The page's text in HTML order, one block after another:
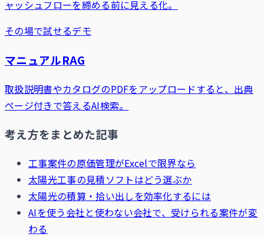
ャッシュフローを締める前に見える化。
その場で試せるデモ
マニュアルRAG
取扱説明書やカタログのPDFをアップロードすると、出典
ページ付きで答えるAI検索。
考え方をまとめた記事
工事案件の原価管理がExcelで限界なら
太陽光工事の見積ソフトはどう選ぶか
太陽光の積算・拾い出しを効率化するには
AIを使う会社と使わない会社で、受けられる案件が変
わる